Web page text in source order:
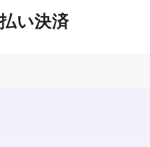
い決済